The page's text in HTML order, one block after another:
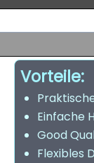
Vorteile:
Einfache
Good
Flexibles